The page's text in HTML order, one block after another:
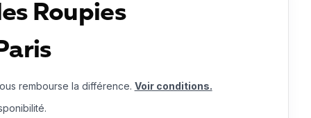
Roupies
rembourse la différence. Voir conditions.